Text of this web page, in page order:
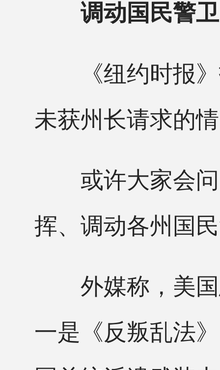
调动国民警
《纽约时报》
未获州长请求的
或许大家会问
挥、调动各州国
外媒称，美国
一是《反叛乱法